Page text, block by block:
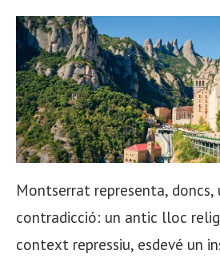
Montserrat representa, doncs,
contradicció: un antic lloc
context repressiu, esdevé un